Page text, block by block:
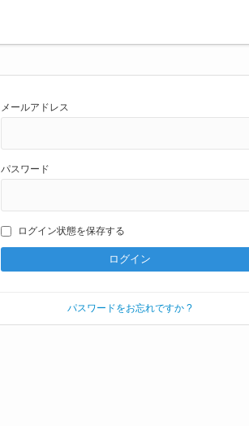
メールアドレス
パスワード
ログイン状態を保存する
パスワードをお忘れですか ?